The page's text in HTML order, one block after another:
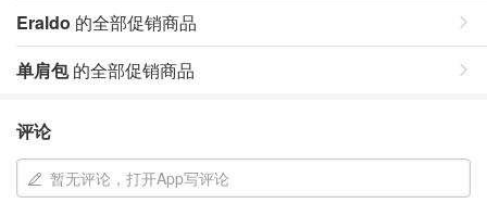
Eraldo 的全部促销商品
单肩包的全部促销商品
评论
暂无评论，打开App写评论